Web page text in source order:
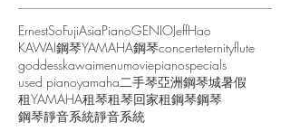
ErnestSoFujiAsiaPianoGENIOJeffHao
KAWAI鋼琴YAMAHA鋼琴concerteternityflute
goddesskawaimenumoviepianospecials
used pianoyamaha二手琴亞洲鋼琴城暑假
租YAMAHA租琴租琴回家租鋼琴鋼琴
鋼琴靜音系統靜音系統